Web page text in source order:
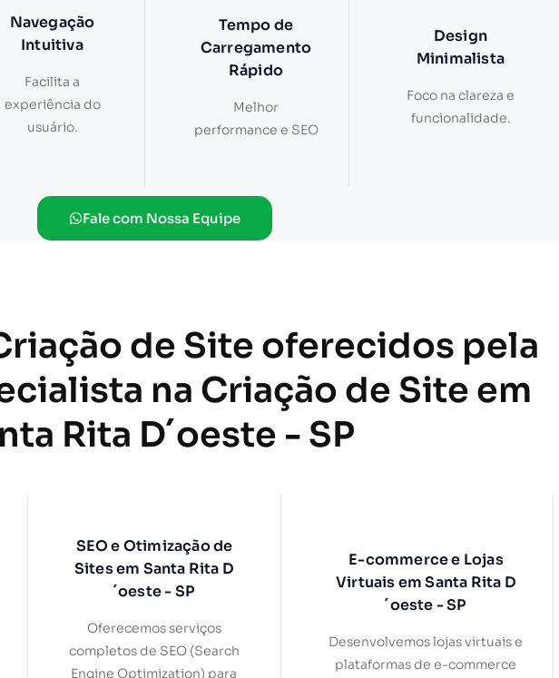
Navegação
Intuitiva
Facilita a
experiência do
usuário.
Tempo de
Carregamento
Rápido
Melhor
performance e SEO
Design
Minimalista
Foco na clareza e
funcionalidade.
Fale com Nossa Equipe
de Site oferecidos pela
na Criação de Site em
Rita D´oeste - SP
SEO e Otimização de
Sites em Santa Rita D
´oeste - SP
Oferecemos serviços
completos de SEO (Search
Engine Optimization) para
E-commerce e Lojas
Virtuais em Santa Rita D
´oeste - SP
Desenvolvemos lojas virtuais e
plataformas de e-commerce